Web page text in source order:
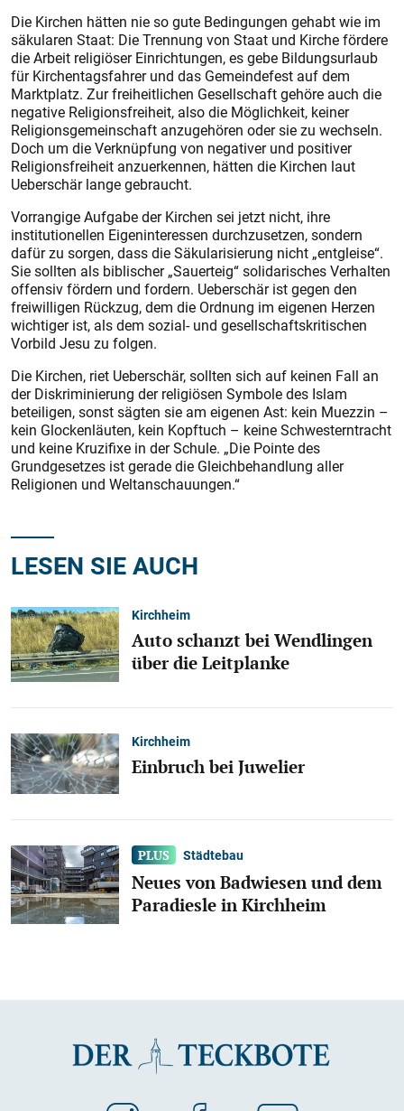
Die Kirchen hätten nie so gute Bedingungen gehabt wie im
säkularen Staat: Die Trennung von Staat und Kirche fördere
die Arbeit religiöser Einrichtungen, es gebe Bildungsurlaub
für Kirchentagsfahrer und das Gemeindefest auf dem
Marktplatz. Zur freiheitlichen Gesellschaft gehöre auch die
negative Religionsfreiheit, also die Möglichkeit, keiner
Religionsgemeinschaft anzugehören oder sie zu wechseln.
Doch um die Verknüpfung von negativer und positiver
Religionsfreiheit anzuerkennen, hätten die Kirchen laut
Ueberschär lange gebraucht.
Vorrangige Aufgabe der Kirchen sei jetzt nicht, ihre
institutionellen Eigeninteressen durchzusetzen, sondern
dafür zu sorgen, dass die Säkularisierung nicht „entgleise“.
Sie sollten als biblischer „Sauerteig“ solidarisches Verhalten
offensiv fördern und fordern. Ueberschär ist gegen den
freiwilligen Rückzug, dem die Ordnung im eigenen Herzen
wichtiger ist, als dem sozial- und gesellschaftskritischen
Vorbild Jesu zu folgen.
Die Kirchen, riet Ueberschär, sollten sich auf keinen Fall an
der Diskriminierung der religiösen Symbole des Islam
beteiligen, sonst sägten sie am eigenen Ast: kein Muezzin –
kein Glockenläuten, kein Kopftuch – keine Schwesterntracht
und keine Kruzifixe in der Schule. „Die Pointe des
Grundgesetzes ist gerade die Gleichbehandlung aller
Religionen und Weltanschauungen.“
LESEN SIE AUCH
Kirchheim
Auto schanzt bei Wendlingen
über die Leitplanke
Kirchheim
Einbruch bei Juwelier
Städtebau
Neues von Badwiesen und dem
Paradiesle in Kirchheim